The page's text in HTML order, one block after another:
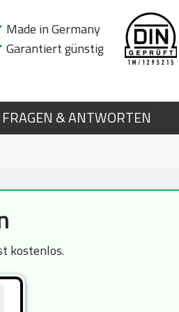
Made in Germany
Garantiert günstig
FRAGEN & ANTWORTEN
kostenlos.